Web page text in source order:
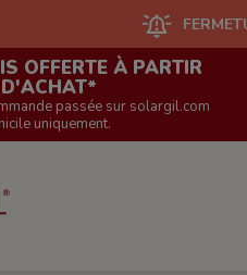
OFFERTE À PARTIR
passée sur solargil.com
uniquement.